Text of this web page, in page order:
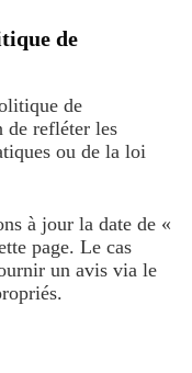
de
de
de refléter les
ou de la loi
à jour la date de «
page. Le cas
un avis via le